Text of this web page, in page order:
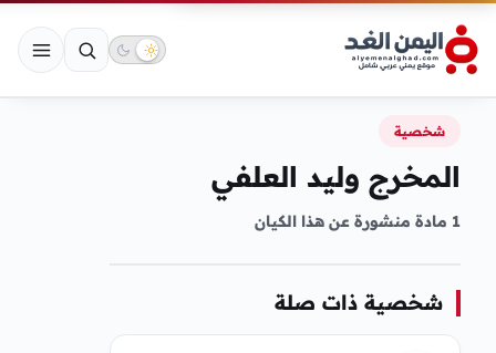
شخصية
المخرج وليد العلفي
1 مادة منشورة عن هذا الكيان
شخصية ذات صلة